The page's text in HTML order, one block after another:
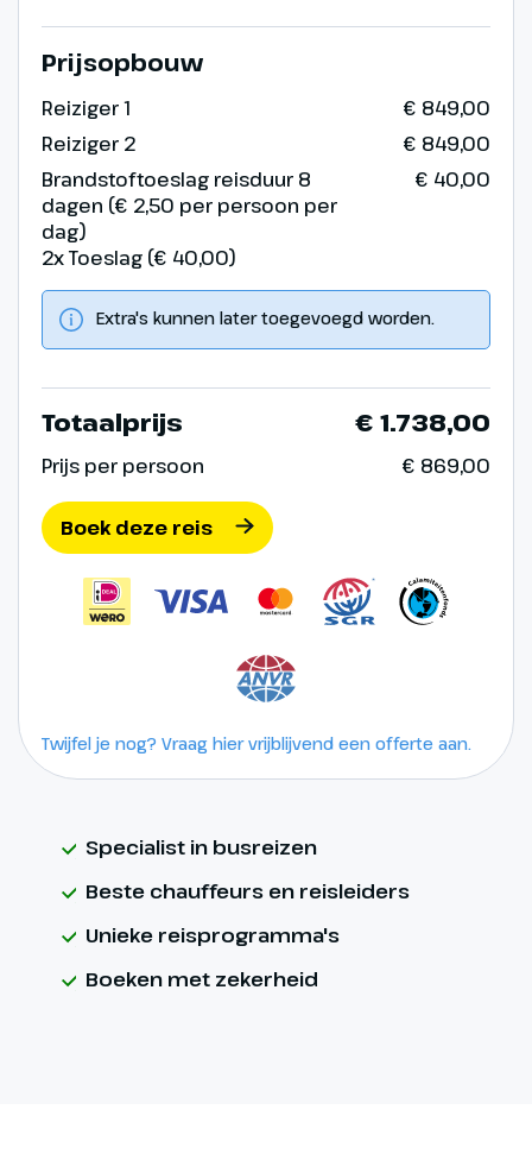
Prijsopbouw
Reiziger 1
€ 849,00
Reiziger 2
€ 849,00
Brandstoftoeslag reisduur 8
dagen (€ 2,50 per persoon per
dag)
€ 40,00
2x Toeslag (€ 40,00)
Extra's kunnen later toegevoegd worden.
Totaalprijs € 1.738,00
Prijs per persoon € 869,00
Boek deze reis
Twijfel je nog? Vraag hier vrijblijvend een offerte aan.
Specialist in busreizen
Beste chauffeurs en reisleiders
Unieke reisprogramma's
Boeken met zekerheid